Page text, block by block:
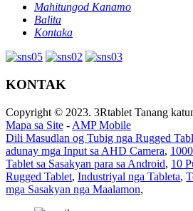
Mahitungod Kanamo
Balita
Kontaka
KONTAK
Copyright © 2023. 3Rtablet Tanang
Mapa sa Site - AMP Mobile
Dili Masudlan og Tubig nga Rugged
adunay mga Input sa AHD Camera,
Tablet sa Sasakyan para sa Android, 10
Rugged Tablet, Industriyal nga Tableta,
mga Sasakyan nga Maalamon,